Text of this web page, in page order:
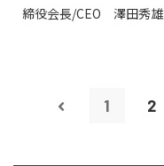
締役会長/CEO 澤田秀雄
1 2